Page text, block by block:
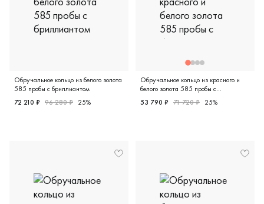
Обручальное кольцо из белого золота
585 пробы с бриллиантом
72 210 ₽ 96 280 ₽ 25%
Обручальное кольцо из красного и
белого золота 585 пробы с
53 790 ₽ 71 720 ₽ 25%